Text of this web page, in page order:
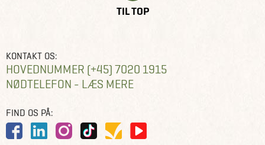
TIL TOP
KONTAKT OS:
HOVEDNUMMER (+45) 7020 1915
NØDTELEFON - LÆS MERE
FIND OS PÅ: